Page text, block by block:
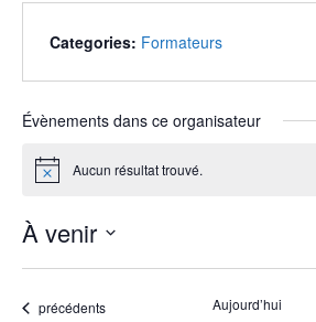
Categories: Formateurs
Évènements dans ce organisateur
Notice Aucun résultat trouvé.
À venir
Sélectionnez
Évènements
précédents Aujourd’hui